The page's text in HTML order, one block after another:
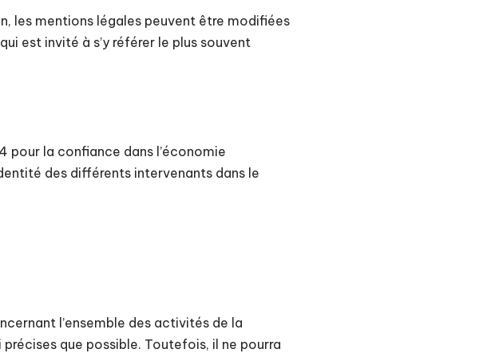
les mentions légales peuvent être modifiées
est invité à s’y référer le plus souvent
pour la confiance dans l’économie
des différents intervenants dans le
l’ensemble des activités de la
que possible. Toutefois, il ne pourra